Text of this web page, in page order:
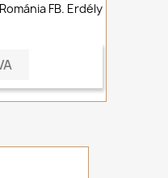
FB. Erdély